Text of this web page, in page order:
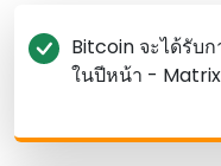
Bitcoin จะได้รับ
ในปีหน้า -